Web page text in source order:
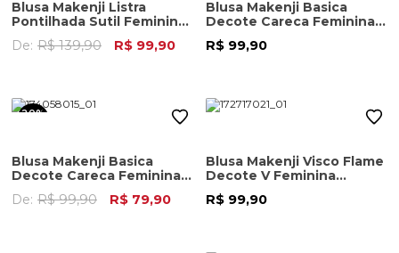
Blusa Makenji Listra
Pontilhada Sutil Feminina
De: R$ 139,90 R$ 99,90
Blusa Makenji Basica
Decote Careca Feminina
Vermelho
R$ 99,90
20%
Blusa Makenji Basica
Decote Careca Feminina
Amarelo Claro
De: R$ 99,90 R$ 79,90
Blusa Makenji Visco Flame
Decote V Feminina
Ferrugem
R$ 99,90